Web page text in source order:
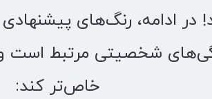
در ادامه، رنگ‌های
شخصیتی مرتبط است و
خاص‌تر کند: